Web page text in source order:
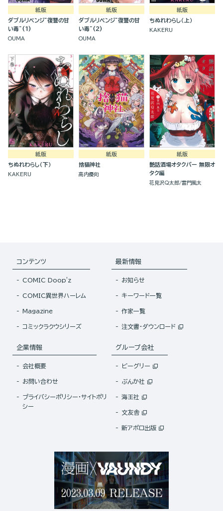
紙版
ダブルリベンジ~復讐の甘
い毒~(1)
OUMA
紙版
ダブルリベンジ~復讐の甘
い毒~(2)
OUMA
紙版
ちぬれわらし（上）
KAKERU
紙版
ちぬれわらし（下）
KAKERU
紙版
捨猫神社
高内優向
紙版
艶話酒場オタクバー 無限オ
タク編
花見沢Q太郎 雷門風太
コンテンツ
COMIC Doop'z
COMIC異世界ハーレム
Magazine
コミックラクウシリーズ
最新情報
お知らせ
キーワード一覧
作家一覧
注文書・ダウンロード
企業情報
会社概要
お問い合わせ
プライバシーポリシー・サイトポリ
シー
グループ会社
ビーグリー
ぶんか社
海王社
文友舎
新アポロ出版